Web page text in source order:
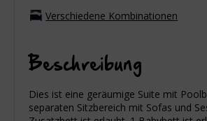
Verschiedene Kombinationen
Beschreibung
Dies ist eine geräumige Suite mit
separaten Sitzbereich mit Sofas und